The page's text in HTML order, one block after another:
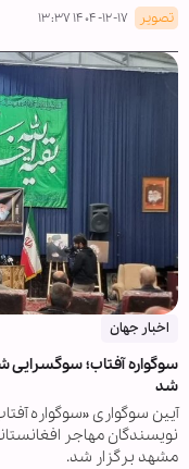
تصویر ۱۴۰۴-۱۲-۱۷ ۱۳:۳۷
اخبار جهان
سوگواره آفتاب؛ سوگسرایی
شد
آیین سوگواری «سوگواره
نویسندگان مهاجر
مشهد برگزار شد.